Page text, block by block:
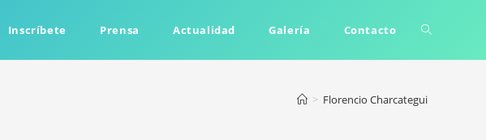
Inscríbete Prensa Actualidad Galería Contacto Alternar
> Florencio Charcategui